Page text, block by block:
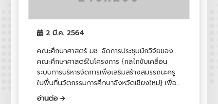
2 มี.ค. 2564
คณะศึกษาศาสตร์ มช. จัดการประชุมนักวิจัยของ
คณะศึกษาศาสตร์ในโครงการ {กลไกขับเคลื่อน
ระบบการบริหารจัดการเพื่อเสริมสร้างสมรรถนะครู
ในพื้นที่นวัตกรรมการศึกษาจังหวัดเชียงใหม่} เพื่อ
วางแผนการดำเนินงานในขั้นตอนต่อไป
อ่านต่อ